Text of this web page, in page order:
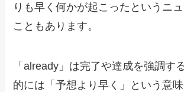
りも早く何かが起こったというニ
こともあります。
「already」は完了や達成を強調す
的には「予想より早く」という意